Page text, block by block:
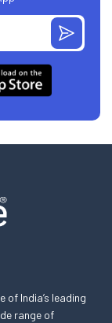
of India’s leading
range of